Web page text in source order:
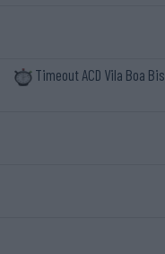
Timeout ACD Vila Boa